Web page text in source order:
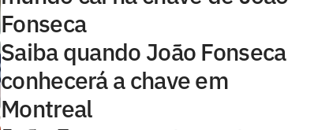
Fonseca
Saiba quando João Fonseca
conhecerá a chave em
Montreal